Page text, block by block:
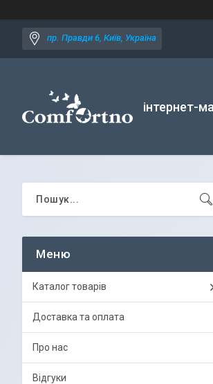
пр. Правди 6, Київ, Україна
інтернет-
Каталог товарів
Доставка та оплата
Про нас
Відгуки